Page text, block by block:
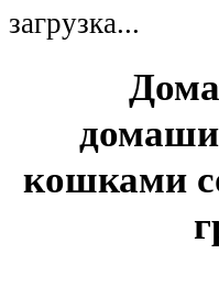
загрузка...
кошками